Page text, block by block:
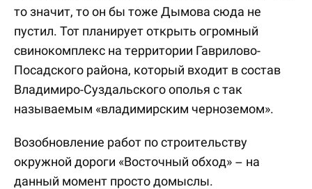
то значит, то он бы тоже Дымова сюда не
пустил. Тот планирует открыть огромный
свинокомплекс на территории Гаврилово-
Посадского района, который входит в состав
Владимиро-Суздальского ополья с так
называемым «владимирским черноземом».
Возобновление работ по строительству
окружной дороги «Восточный обход» – на
данный момент просто домыслы.